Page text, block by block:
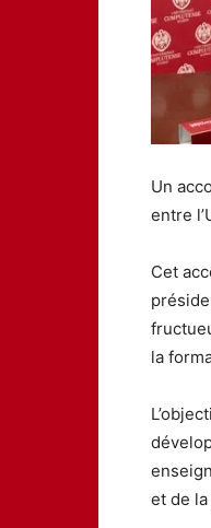
Un
entre
Cet
la
et de